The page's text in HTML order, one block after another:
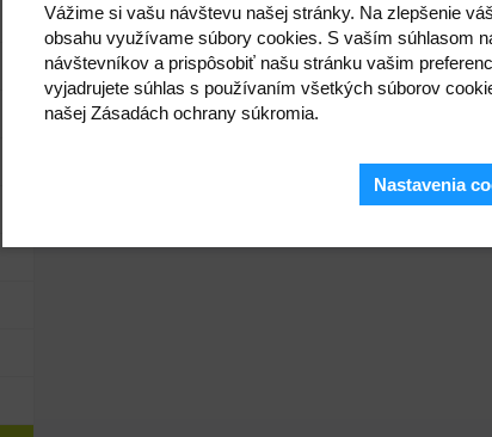
Vážime si vašu návštevu našej stránky. Na zlepšenie
obsahu využívame súbory cookies. S vaším súhlasom
návštevníkov a prispôsobiť našu stránku vašim
vyjadrujete súhlas s používaním všetkých súborov
našej Zásadách ochrany súkromia.
Nastavenia